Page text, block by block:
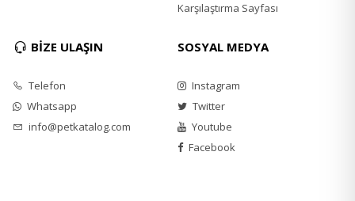
mevcut tüy yumaklarının vücuttan atılmasını destekler.
İçindekiler:
Mısır Glüteni Unu
Mısır
Karşılaştırma Sayfası
BİZE ULAŞIN
Telefon
Whatsapp
info@petkatalog.com
SOSYAL MEDYA
Instagram
Twitter
Youtube
Facebook